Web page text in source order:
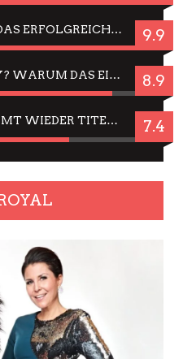
JELLYFISH HAMBURG: DAS ERFOLGREICHE SOMMER-MENÜ 2025 IN GEFÜHLEN UND BILDERN 9.9
CÉSAR FÜR JIM CARREY? WARUM DAS EINER DER NERVIGSTEN ACTORS IST UND BLEIBT 8.9
JING JING: IN-THAI RÄUMT WIEDER TITEL AB – EIN ZWEI-STUNDEN-ERLEBNISBERICHT 7.4